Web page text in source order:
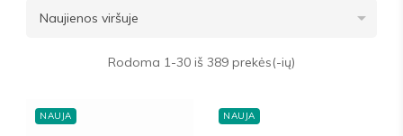
Naujienos viršuje 
Rodoma 1-30 iš 389 prekės(-ių)
NAUJA NAUJA